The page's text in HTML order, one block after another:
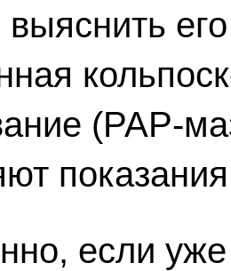
выяснить
(РАР-
если